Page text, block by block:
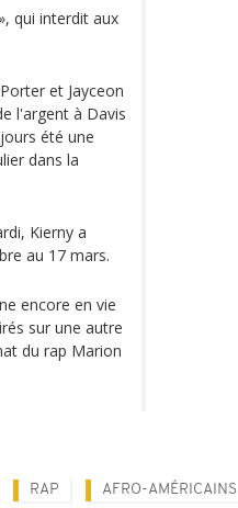
qui interdit aux
et Jayceon
l'argent à Davis
été une
dans la
Kierny a
au 17 mars.
encore en vie
sur une autre
du rap Marion
RAP AFRO-AMÉRICAINS